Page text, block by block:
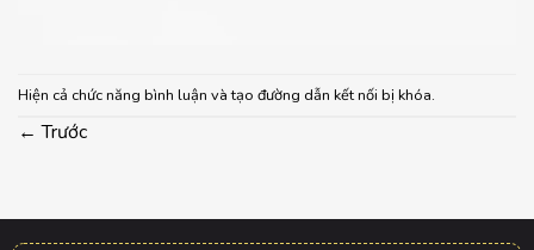
Hiện cả chức năng bình luận và tạo đường dẫn kết nối bị khóa.
← Trước